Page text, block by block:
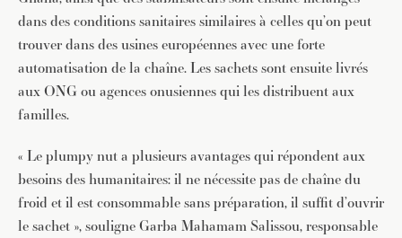
dans des conditions sanitaires similaires à celles qu’on peut
trouver dans des usines européennes avec une forte
automatisation de la chaîne. Les sachets sont ensuite livrés
aux ONG ou agences onusiennes qui les distribuent aux
familles.
« Le plumpy nut a plusieurs avantages qui répondent aux
besoins des humanitaires: il ne nécessite pas de chaîne du
froid et il est consommable sans préparation, il suffit d’ouvrir
le sachet », souligne Garba Mahamam Salissou, responsable